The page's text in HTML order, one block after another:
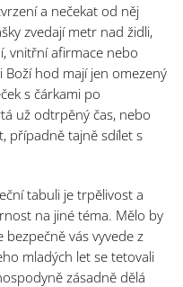
a nečekat od něj
zvedají metr nad židli,
vnitřní afirmace nebo
Boží hod mají jen omezený
s čárkami po
už odtrpěný čas, nebo
případně tajně sdílet s
tabuli je trpělivost a
na jiné téma. Mělo by
vás vyvede z
mladých let se tetovali
zásadně dělá